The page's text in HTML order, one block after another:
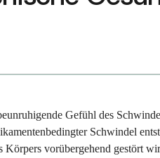
Gefühl des
Schwindel
vorübergehend gestört